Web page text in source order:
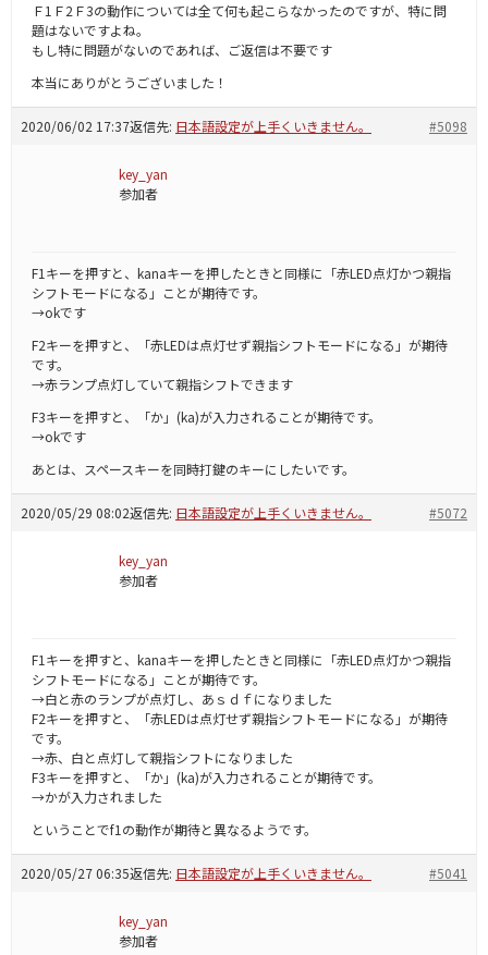
Ｆ1Ｆ2Ｆ3の動作については全て何も起こらなかったのですが、特に問
題はないですよね。
もし特に問題がないのであれば、ご返信は不要です
本当にありがとうございました！
2020/06/02 17:37返信先: 日本語設定が上手くいきません。 #5098
key_yan
参加者
F1キーを押すと、kanaキーを押したときと同様に「赤LED点灯かつ親指
シフトモードになる」ことが期待です。
→okです
F2キーを押すと、「赤LEDは点灯せず親指シフトモードになる」が期待
です。
→赤ランプ点灯していて親指シフトできます
F3キーを押すと、「か」(ka)が入力されることが期待です。
→okです
あとは、スペースキーを同時打鍵のキーにしたいです。
2020/05/29 08:02返信先: 日本語設定が上手くいきません。 #5072
key_yan
参加者
F1キーを押すと、kanaキーを押したときと同様に「赤LED点灯かつ親指
シフトモードになる」ことが期待です。
→白と赤のランプが点灯し、あｓｄｆになりました
F2キーを押すと、「赤LEDは点灯せず親指シフトモードになる」が期待
です。
→赤、白と点灯して親指シフトになりました
F3キーを押すと、「か」(ka)が入力されることが期待です。
→かが入力されました
ということでf1の動作が期待と異なるようです。
2020/05/27 06:35返信先: 日本語設定が上手くいきません。 #5041
key_yan
参加者